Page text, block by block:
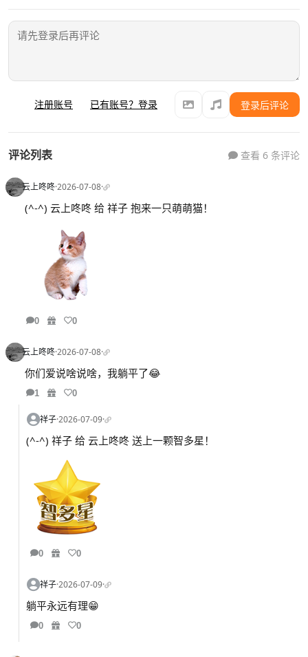
注册账号 已有账号？登录 登录后评论
评论列表 查看 6 条评论
云上咚咚·2026-07-08·
(^-^) 云上咚咚 给 祥子 抱来一只萌萌猫！
0 0
云上咚咚·2026-07-08·
你们爱说啥说啥，我躺平了😂
1 0
祥子·2026-07-09·
(^-^) 祥子 给 云上咚咚 送上一颗智多星！
0 0
祥子·2026-07-09·
躺平永远有理😁
0 0